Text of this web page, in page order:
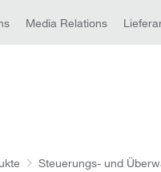
Media Relations
Steuerungs- und